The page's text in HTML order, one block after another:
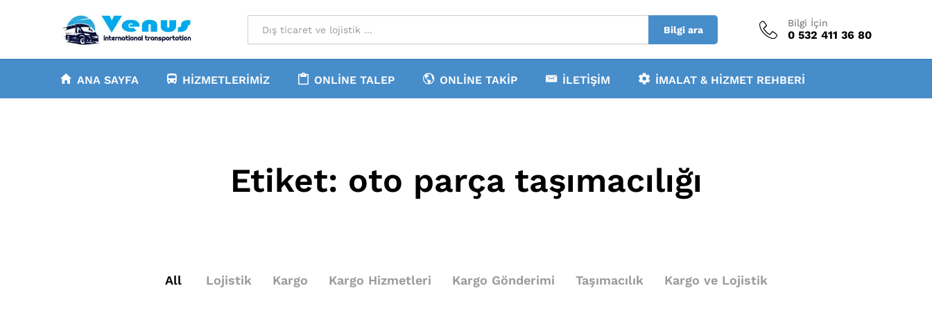
Bilgi ara
Bilgi İçin
0 532 411 36 80
ANA SAYFA HIZMETLERIMIZ ONLINE TALEP ONLINE TAKIP İLETIŞIM İMALAT & HIZMET REHBERI
Etiket: oto parça taşımacılığı
All Lojistik Kargo Kargo Hizmetleri Kargo Gönderimi Taşımacılık Kargo ve Lojistik